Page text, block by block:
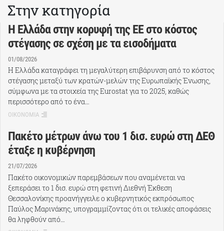
Στην κατηγορία
Η Ελλάδα στην κορυφή της ΕΕ στο κόστος
στέγασης σε σχέση με τα εισοδήματα
01/08/2026
Η Ελλάδα καταγράφει τη μεγαλύτερη επιβάρυνση από το κόστος
στέγασης μεταξύ των κρατών-μελών της Ευρωπαϊκής Ένωσης,
σύμφωνα με τα στοιχεία της Eurostat για το 2025, καθώς
περισσότερο από το ένα…
ΟΙΚΟΝΟΜΙΑ
Πακέτο μέτρων άνω του 1 δισ. ευρώ στη ΔΕΘ
έταξε η κυβέρνηση
21/07/2026
Πακέτο οικονομικών παρεμβάσεων που αναμένεται να
ξεπεράσει το 1 δισ. ευρώ στη φετινή Διεθνή Έκθεση
Θεσσαλονίκης προανήγγειλε ο κυβερνητικός εκπρόσωπος
Παύλος Μαρινάκης, υπογραμμίζοντας ότι οι τελικές αποφάσεις
θα ληφθούν από…